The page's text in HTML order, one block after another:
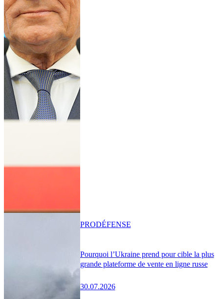
Pourquoi l’Ukraine prend pour cible la plus
grande plateforme de vente en ligne russe
30.07.2026
PRODÉFENSE